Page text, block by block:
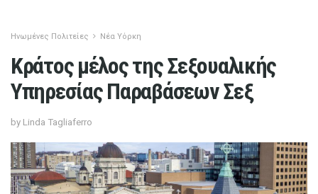
Ηνωμένες Πολιτείες Νέα Υόρκη
Κράτος μέλος της Σεξουαλικής
Υπηρεσίας Παραβάσεων Σεξ
by Linda Tagliaferro